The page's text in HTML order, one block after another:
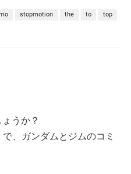
stopmotion the to top
うか？
、ガンダムとジムのコミ